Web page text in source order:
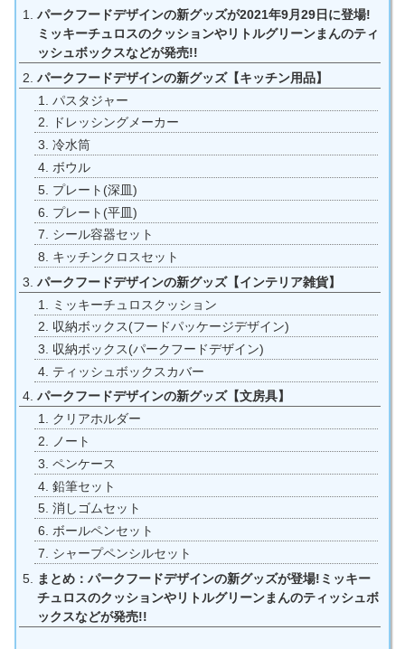
パークフードデザインの新グッズが2021年9月29日に登場!
ミッキーチュロスのクッションやリトルグリーンまんのティ
ッシュボックスなどが発売!!
パークフードデザインの新グッズ【キッチン用品】
パスタジャー
ドレッシングメーカー
冷水筒
ボウル
プレート(深皿)
プレート(平皿)
シール容器セット
キッチンクロスセット
パークフードデザインの新グッズ【インテリア雑貨】
ミッキーチュロスクッション
収納ボックス(フードパッケージデザイン)
収納ボックス(パークフードデザイン)
ティッシュボックスカバー
パークフードデザインの新グッズ【文房具】
クリアホルダー
ノート
ペンケース
鉛筆セット
消しゴムセット
ボールペンセット
シャープペンシルセット
まとめ：パークフードデザインの新グッズが登場!ミッキー
チュロスのクッションやリトルグリーンまんのティッシュボ
ックスなどが発売!!